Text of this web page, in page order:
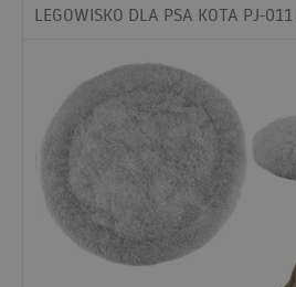
LEGOWISKO DLA PSA KOTA PJ-011